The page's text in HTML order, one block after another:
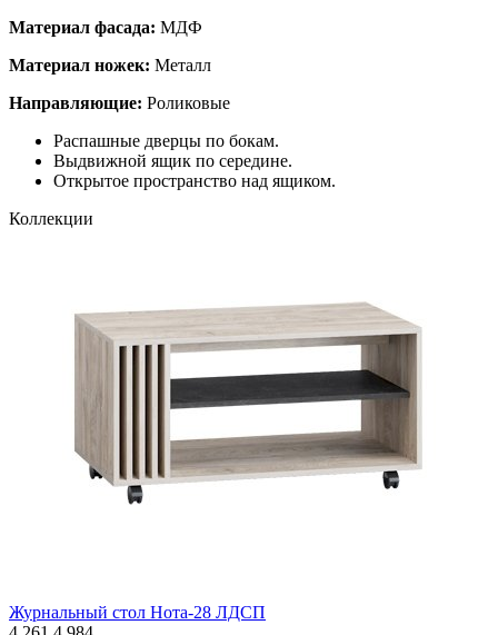
Материал фасада: МДФ
Материал ножек: Металл
Направляющие: Роликовые
Распашные дверцы по бокам.
Выдвижной ящик по середине.
Открытое пространство над ящиком.
Коллекции
Журнальный стол Нота-28 ЛДСП